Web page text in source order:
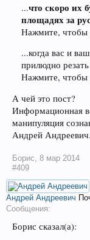
...что скоро их
площадях за
Нажмите, чтобы
...когда вас и
прилюдно
Нажмите, чтобы
А чей это пост?
Информационная
манипуляция
Андрей
Борис 8 мар 2014
#409
Андрей Андреевич
Сообщения:
Борис сказал(а):